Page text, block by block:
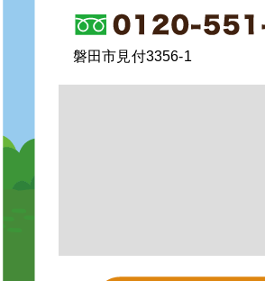
磐田市見付3356-1